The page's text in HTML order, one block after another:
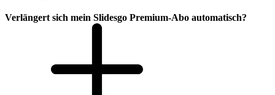
Verlängert sich mein Slidesgo Premium-Abo automatisch?